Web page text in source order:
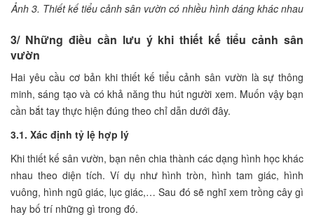
Ảnh 3. Thiết kế tiểu cảnh sân vườn có nhiều hình dáng khác nhau
3/ Những điều cần lưu ý khi thiết kế tiểu cảnh sân
vườn
Hai yêu cầu cơ bản khi thiết kế tiểu cảnh sân vườn là sự thông
minh, sáng tạo và có khả năng thu hút người xem. Muốn vậy bạn
cần bắt tay thực hiện đúng theo chỉ dẫn dưới đây.
3.1. Xác định tỷ lệ hợp lý
Khi thiết kế sân vườn, bạn nên chia thành các dạng hình học khác
nhau theo diện tích. Ví dụ như hình tròn, hình tam giác, hình
vuông, hình ngũ giác, lục giác,… Sau đó sẽ nghĩ xem trồng cây gì
hay bố trí những gì trong đó.